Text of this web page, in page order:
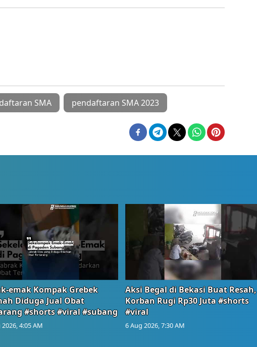
SMA pendaftaran SMA 2023
emak Kompak Grebek
Diduga Jual Obat
#shorts #viral #subang
4:05 AM
Aksi Begal di Bekasi Buat Resah,
Korban Rugi Rp30 Juta #shorts
#viral
6 Aug 2026, 7:30 AM